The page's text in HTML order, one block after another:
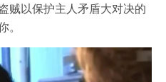
贼以保护主人矛盾大对决的